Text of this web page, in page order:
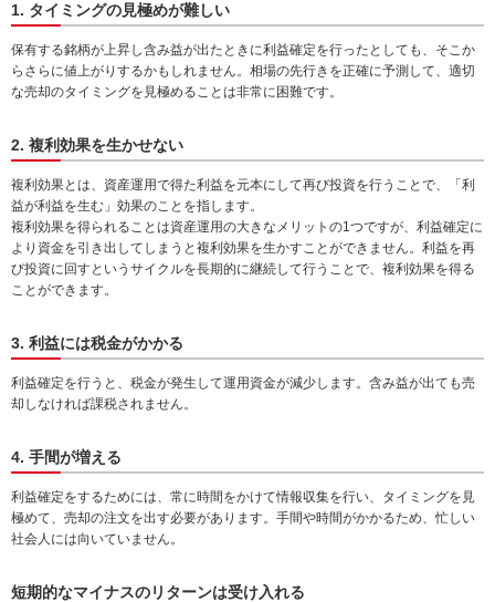
動
し
ま
す。
本
移
動
し
ま
す。
報
移
動
す。
1. タイミングの見極めが難しい
保有する銘柄が上昇し含み益が出たときに利益確定を行ったとしても、そこか
らさらに値上がりするかもしれません。相場の先行きを正確に予測して、適切
な売却のタイミングを見極めることは非常に困難です。
2. 複利効果を生かせない
複利効果とは、資産運用で得た利益を元本にして再び投資を行うことで、「利
益が利益を生む」効果のことを指します。
複利効果を得られることは資産運用の大きなメリットの1つですが、利益確定に
より資金を引き出してしまうと複利効果を生かすことができません。利益を再
び投資に回すというサイクルを長期的に継続して行うことで、複利効果を得る
ことができます。
3. 利益には税金がかかる
利益確定を行うと、税金が発生して運用資金が減少します。含み益が出ても売
却しなければ課税されません。
4. 手間が増える
利益確定をするためには、常に時間をかけて情報収集を行い、タイミングを見
極めて、売却の注文を出す必要があります。手間や時間がかかるため、忙しい
社会人には向いていません。
短期的なマイナスのリターンは受け入れる